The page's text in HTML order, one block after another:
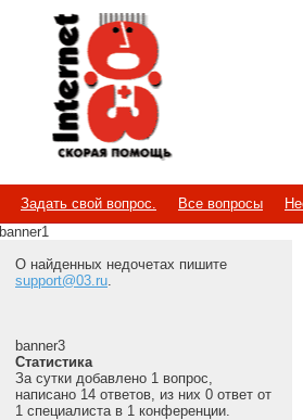
Internet
Скорая помощь
Задать свой вопрос. Все вопросы
banner1
О найденных недочетах пишите
support@03.ru.
banner3
Статистика
За сутки добавлено 1 вопрос,
написано 14 ответов, из них 0 ответ от
1 специалиста в 1 конференции.